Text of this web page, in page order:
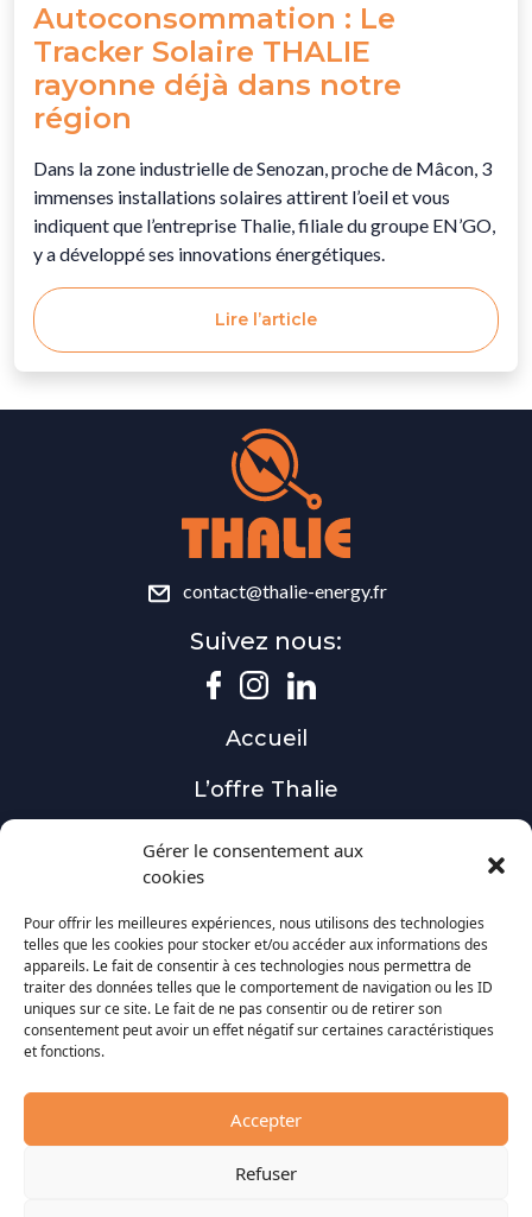
Gérer le consentement aux
cookies
Pour offrir les meilleures expériences, nous utilisons des technologies
telles que les cookies pour stocker et/ou accéder aux informations des
appareils. Le fait de consentir à ces technologies nous permettra de
traiter des données telles que le comportement de navigation ou les ID
uniques sur ce site. Le fait de ne pas consentir ou de retirer son
consentement peut avoir un effet négatif sur certaines caractéristiques
et fonctions.
Accepter
Refuser
Autoconsommation : Le
Tracker Solaire THALIE
rayonne déjà dans notre
région
Dans la zone industrielle de Senozan, proche de Mâcon, 3
immenses installations solaires attirent l’oeil et vous
indiquent que l’entreprise Thalie, filiale du groupe EN’GO,
y a développé ses innovations énergétiques.
Lire l’article
contact@thalie-energy.fr
Suivez nous:
Accueil
L’offre Thalie
Nos installations
Contact
Obtenir une étude
Nos solutions
Tracker solaire
Centrale au sol